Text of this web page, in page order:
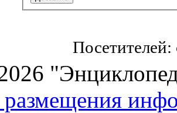
Посетителей:
размещения